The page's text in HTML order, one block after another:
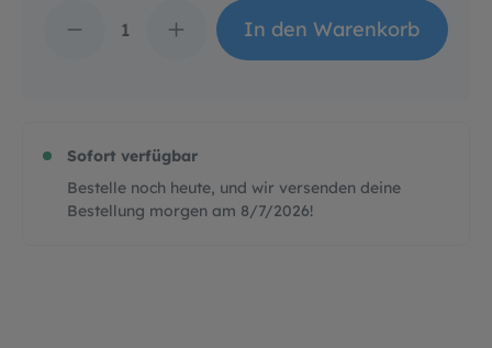
Produkt Anzahl: Gib
In den Warenkorb
Sofort verfügbar
Bestelle noch heute, und wir versenden deine
Bestellung morgen am 8/7/2026!